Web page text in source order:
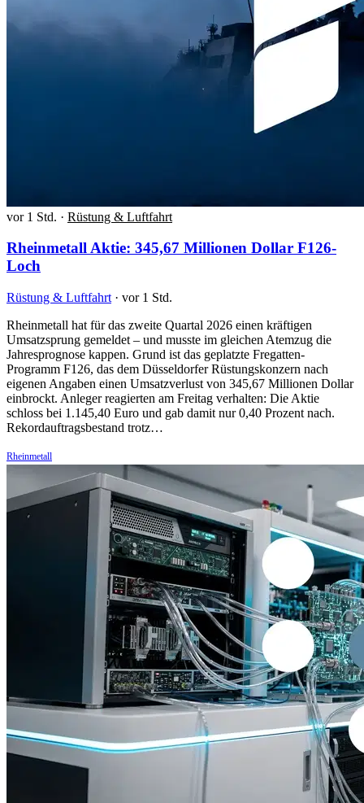
vor 1 Std. · Rüstung & Luftfahrt
Rheinmetall Aktie: 345,67 Millionen Dollar F126-
Loch
Rüstung & Luftfahrt · vor 1 Std.
Rheinmetall hat für das zweite Quartal 2026 einen kräftigen
Umsatzsprung gemeldet – und musste im gleichen Atemzug die
Jahresprognose kappen. Grund ist das geplatzte Fregatten-
Programm F126, das dem Düsseldorfer Rüstungskonzern nach
eigenen Angaben einen Umsatzverlust von 345,67 Millionen Dollar
einbrockt. Anleger reagierten am Freitag verhalten: Die Aktie
schloss bei 1.145,40 Euro und gab damit nur 0,40 Prozent nach.
Rekordauftragsbestand trotz…
Rheinmetall